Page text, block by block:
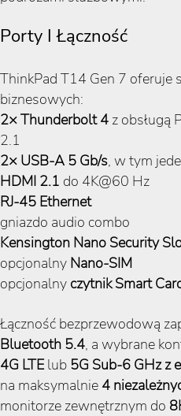
Porty I Łączność
ThinkPad T14 Gen 7 oferuje
biznesowych:
2× Thunderbolt 4 z obsługą
2.1
2× USB-A 5 Gb/s, w tym
HDMI 2.1 do 4K@60 Hz
RJ-45 Ethernet
gniazdo audio combo
Kensington Nano Security
opcjonalny Nano-SIM
opcjonalny czytnik Smart
Łączność bezprzewodową
Bluetooth 5.4, a wybrane
4G LTElub 5G Sub-6 GHz z
na maksymalnie 4
monitorze zewnętrznym do